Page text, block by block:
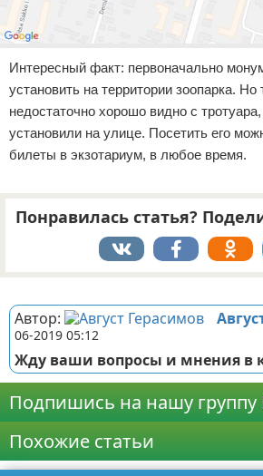
Интересный факт: первоначально
установить на территории зоопарка.
недостаточно хорошо видно с
установили на улице. Посетить его
билеты в экзотариум, в любое время.
Понравилась статья?
Автор:
06-2019 05:12
Жду ваши вопросы и мнения в
Подпишись на нашу группу
Похожие статьи